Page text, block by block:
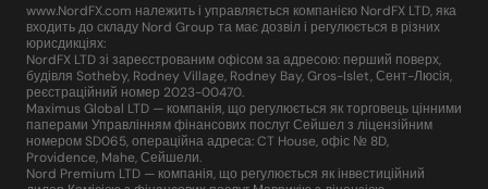
www.NordFX.com належить і управляється компанією NordFX LTD, яка
входить до складу Nord Group та має дозвіл і регулюється в різних
юрисдикціях:
NordFX LTD зі зареєстрованим офісом за адресою: перший поверх,
будівля Sotheby, Rodney Village, Rodney Bay, Gros-Islet, Сент-Люсія,
реєстраційний номер 2023-00470.
Maximus Global LTD — компанія, що регулюється як торговець цінними
паперами Управлінням фінансових послуг Сейшел з ліцензійним
номером SD065, операційна адреса: CT House, офіс № 8D,
Providence, Mahe, Сейшели.
Nord Premium LTD — компанія, що регулюється як інвестиційний